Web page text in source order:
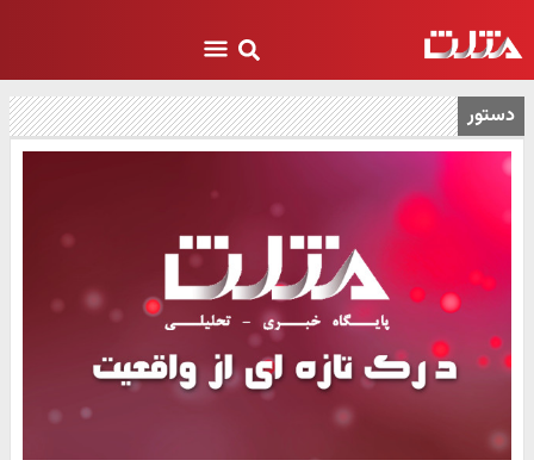
دستور